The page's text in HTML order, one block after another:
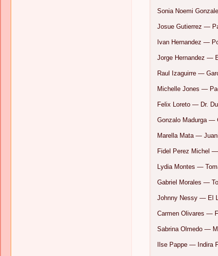
Sonia Noemi
Josue Gutierrez —
Ivan Hernandez —
Jorge Hernandez —
Raul Izaguirre —
Michelle Jones —
Felix Loreto — Dr.
Gonzalo Madurga —
Marella Mata —
Fidel Perez Michel
Lydia Montes —
Gabriel Morales —
Johnny Nessy — El
Carmen Olivares —
Sabrina Olmedo —
Ilse Pappe — Indira